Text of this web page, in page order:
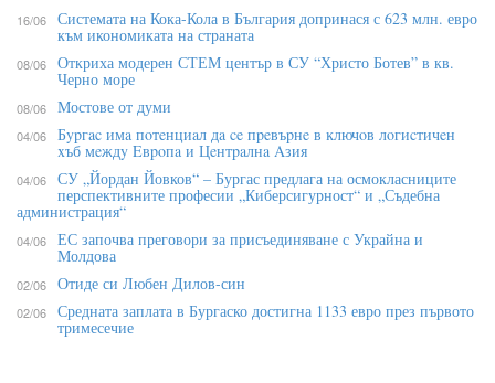
16/06 Системата на Кока-Кола в България допринася с 623 млн. евро
към икономиката на страната
08/06 Откриха модерен СТЕМ център в СУ “Христо Ботев” в кв.
Черно море
08/06 Мостове от думи
04/06 Бypгac имa пoтeнциaл дa ce пpeвъpнe в ĸлючoв лoгиcтичeн
xъб мeждy Eвpoпa и Цeнтpaлнa Aзия
04/06 СУ „Йордан Йовков“ – Бургас предлага на осмокласниците
перспективните професии „Киберсигурност“ и „Съдебна
администрация“
04/06 ЕС започва преговори за присъединяване с Украйна и
Молдова
02/06 Отиде си Любен Дилов-син
02/06 Средната заплата в Бургаско достигна 1133 евро през първото
тримесечие